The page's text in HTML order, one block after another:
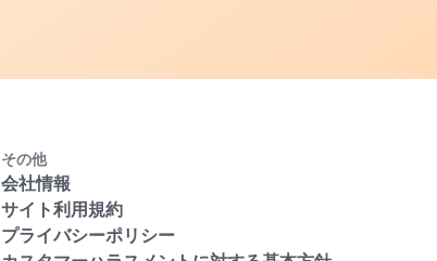
その他
会社情報
サイト利用規約
プライバシーポリシー